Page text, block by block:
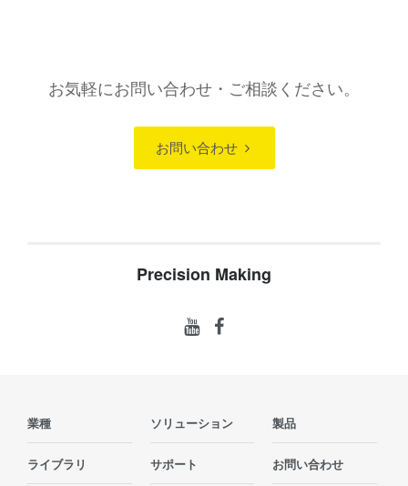
お気軽にお問い合わせ・ご相談ください。
お問い合わせ
Precision Making
業種 ソリューション 製品
ライブラリ サポート お問い合わせ